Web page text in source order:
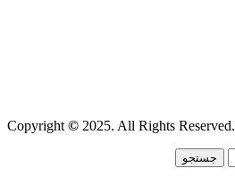
Copyright© 2025. All Rights Reserved.
جستجو